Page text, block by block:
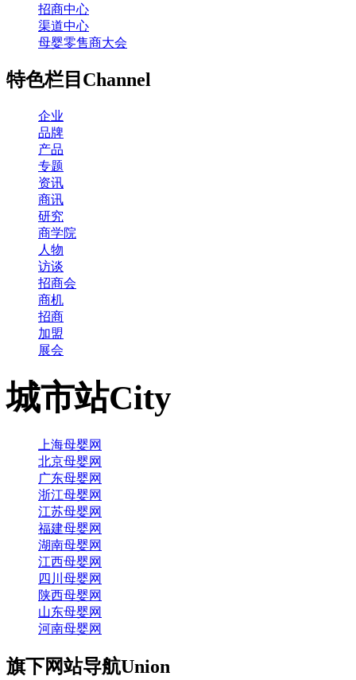
招商中心
渠道中心
母婴零售商大会
特色栏目 Channel
企业
品牌
产品
专题
资讯
商讯
研究
商学院
人物
访谈
招商会
商机
招商
加盟
展会
城市站City
上海母婴网
北京母婴网
广东母婴网
浙江母婴网
江苏母婴网
福建母婴网
湖南母婴网
江西母婴网
四川母婴网
陕西母婴网
山东母婴网
河南母婴网
旗下网站导航Union